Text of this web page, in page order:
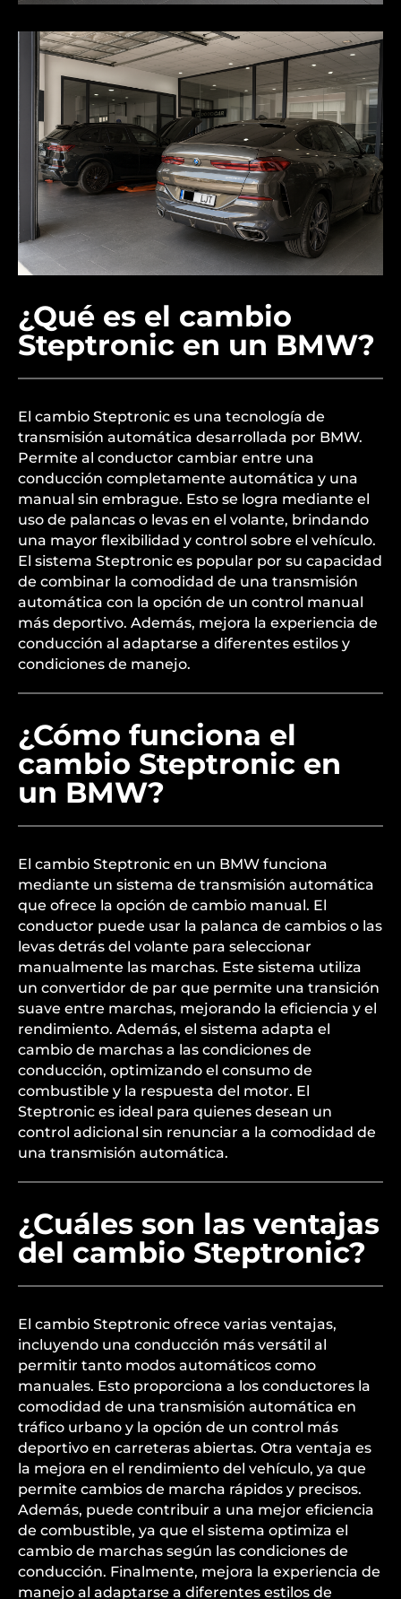
¿Qué es el cambio
Steptronic en un BMW?
El cambio Steptronic es una tecnología de
transmisión automática desarrollada por BMW.
Permite al conductor cambiar entre una
conducción completamente automática y una
manual sin embrague. Esto se logra mediante el
uso de palancas o levas en el volante, brindando
una mayor flexibilidad y control sobre el vehículo.
El sistema Steptronic es popular por su capacidad
de combinar la comodidad de una transmisión
automática con la opción de un control manual
más deportivo. Además, mejora la experiencia de
conducción al adaptarse a diferentes estilos y
condiciones de manejo.
¿Cómo funciona el
cambio Steptronic en
un BMW?
El cambio Steptronic en un BMW funciona
mediante un sistema de transmisión automática
que ofrece la opción de cambio manual. El
conductor puede usar la palanca de cambios o las
levas detrás del volante para seleccionar
manualmente las marchas. Este sistema utiliza
un convertidor de par que permite una transición
suave entre marchas, mejorando la eficiencia y el
rendimiento. Además, el sistema adapta el
cambio de marchas a las condiciones de
conducción, optimizando el consumo de
combustible y la respuesta del motor. El
Steptronic es ideal para quienes desean un
control adicional sin renunciar a la comodidad de
una transmisión automática.
¿Cuáles son las ventajas
del cambio Steptronic?
El cambio Steptronic ofrece varias ventajas,
incluyendo una conducción más versátil al
permitir tanto modos automáticos como
manuales. Esto proporciona a los conductores la
comodidad de una transmisión automática en
tráfico urbano y la opción de un control más
deportivo en carreteras abiertas. Otra ventaja es
la mejora en el rendimiento del vehículo, ya que
permite cambios de marcha rápidos y precisos.
Además, puede contribuir a una mejor eficiencia
de combustible, ya que el sistema optimiza el
cambio de marchas según las condiciones de
conducción. Finalmente, mejora la experiencia de
manejo al adaptarse a diferentes estilos de